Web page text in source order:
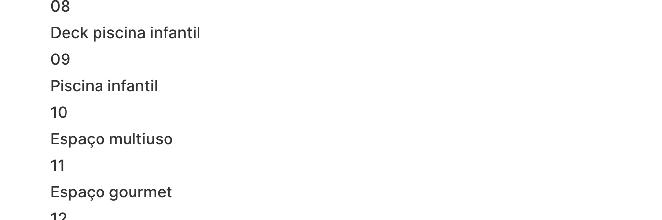
08
Deck piscina infantil
09
Piscina infantil
10
Espaço multiuso
11
Espaço gourmet